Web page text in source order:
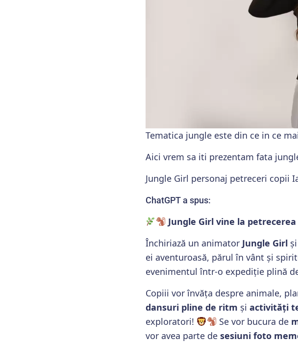
Tematica jungle este din ce in ce
Aici vrem sa iti prezentam fata
Jungle Girl personaj petreceri copii
ChatGPT a spus:
Jungle Girl vine la
Închiriază un animator Jungle Girl
ei aventuroasă, părul în vânt și
evenimentul într-o expediție plină
Copiii vor învăța despre animale,
dansuri pline de ritm și activități
exploratori!
Se vor bucura de
vor avea parte de sesiuni foto